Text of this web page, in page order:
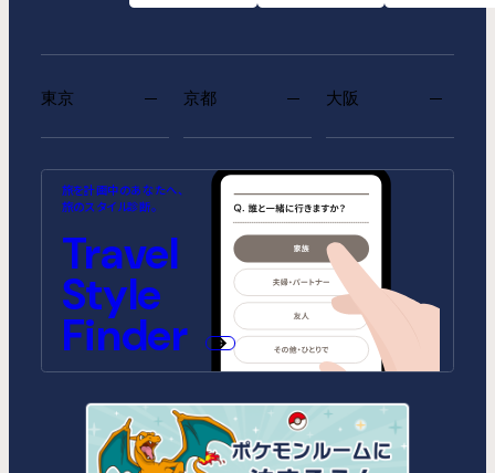
東京
MIMARU SUITES 東京浅草
MIMARU東京 池袋
MIMARU SUITES 東京日本橋
MIMARU東京 錦糸町
MIMARU東京 STATION EAST
MIMARU東京 赤坂
MIMARU東京 上野稲荷町
MIMARU東京 上野NORTH
MIMARU東京 上野EAST
MIMARU東京 上野御徒町
MIMARU東京 新宿WEST
MIMARU東京 日本橋水天宮前
MIMARU東京 八丁堀
MIMARU東京 浅草STATION
京都
MIMARU SUITES 京都
CENTRAL
MIMARU京都 河原町五条
MIMARU京都 STATION
MIMARU京都 新町三条
MIMARU京都 四条WEST(旧
MIMARU京都 西洞院高辻)
MIMARU京都 二条城
MIMARU SUITES 京都四条
大阪
MIMARU大阪 難波STATION
ANNEX（2026年10月1日開業）
MIMARU大阪 心斎橋
CENTRAL（2026年9月1日開業）
MIMARU大阪 心斎橋NORTH
MIMARU大阪 心斎橋EAST
MIMARU大阪 難波STATION
MIMARU大阪 心斎橋WEST
MIMARU大阪 難波NORTH
旅を計画中のあなたへ、
旅のスタイル診断。
Travel
Style
Finder